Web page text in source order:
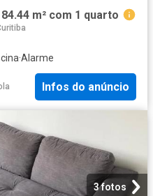
m² com 1 quarto
·Alarme
Infos do anúncio
3 fotos